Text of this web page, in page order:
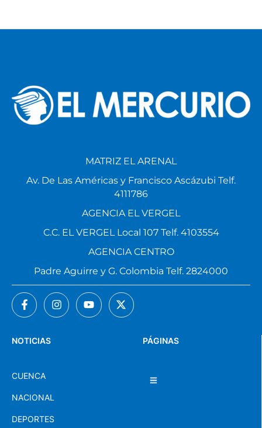
PÁGINAS
NOTICIAS
CUENCA
NACIONAL
DEPORTES
MATRIZ EL ARENAL
Av. De Las Américas y Francisco Ascázubi Telf.
4111786
AGENCIA EL VERGEL
C.C. EL VERGEL Local 107 Telf. 4103554
AGENCIA CENTRO
Padre Aguirre y G. Colombia Telf. 2824000